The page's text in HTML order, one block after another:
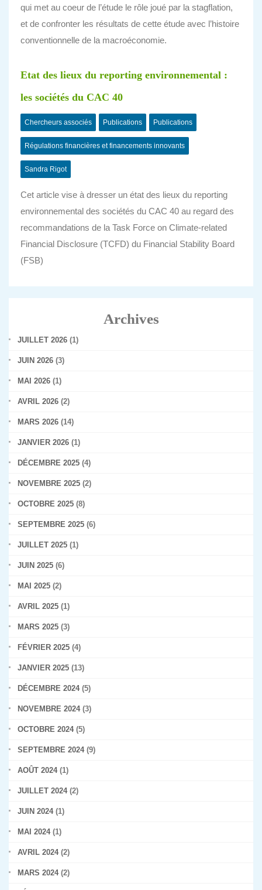
qui met au coeur de l’étude le rôle joué par la stagflation,
et de confronter les résultats de cette étude avec l’histoire
conventionnelle de la macroéconomie.
Etat des lieux du reporting environnemental :
les sociétés du CAC 40
Chercheurs associés Publications Publications
Régulations financières et financements innovants
Sandra Rigot
Cet article vise à dresser un état des lieux du reporting
environnemental des sociétés du CAC 40 au regard des
recommandations de la Task Force on Climate-related
Financial Disclosure (TCFD) du Financial Stability Board
(FSB)
Archives
JUILLET 2026 (1)
JUIN 2026 (3)
MAI 2026 (1)
AVRIL 2026 (2)
MARS 2026 (14)
JANVIER 2026 (1)
DÉCEMBRE 2025 (4)
NOVEMBRE 2025 (2)
OCTOBRE 2025 (8)
SEPTEMBRE 2025 (6)
JUILLET 2025 (1)
JUIN 2025 (6)
MAI 2025 (2)
AVRIL 2025 (1)
MARS 2025 (3)
FÉVRIER 2025 (4)
JANVIER 2025 (13)
DÉCEMBRE 2024(5)
NOVEMBRE 2024(3)
OCTOBRE 2024(5)
SEPTEMBRE 2024(9)
AOÛT 2024(1)
JUILLET 2024(2)
JUIN 2024(1)
MAI 2024(1)
AVRIL 2024(2)
MARS 2024(2)